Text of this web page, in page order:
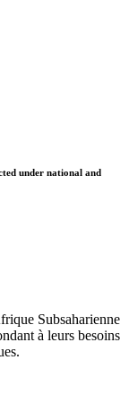
under national and
Subsaharienne
à leurs besoins